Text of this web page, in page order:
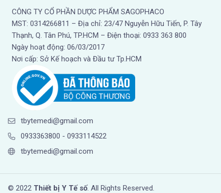
CÔNG TY CỔ PHẦN DƯỢC PHẨM SAGOPHACO
MST: 0314266811 – Địa chỉ: 23/47 Nguyễn Hữu Tiến, P. Tây
Thạnh, Q. Tân Phú, TP.HCM – Điện thoại: 0933 363 800
Ngày hoạt động: 06/03/2017
Nơi cấp: Sở Kế hoạch và Đầu tư Tp.HCM
tbytemedi@gmail.com
0933363800 - 0933114522
tbytemedi@gmail.com
© 2022 Thiết bị Y Tế số. All Rights Reserved.